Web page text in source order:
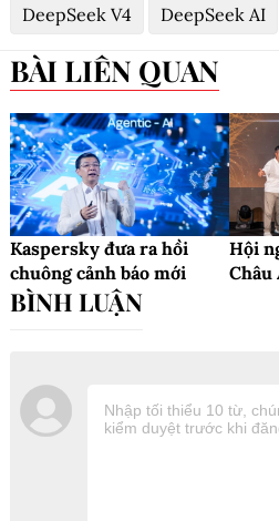
DeepSeek V4 DeepSeek AI
BÀI LIÊN QUAN
Kaspersky đưa ra hồi
chuông cảnh báo mới
Hội
Châu